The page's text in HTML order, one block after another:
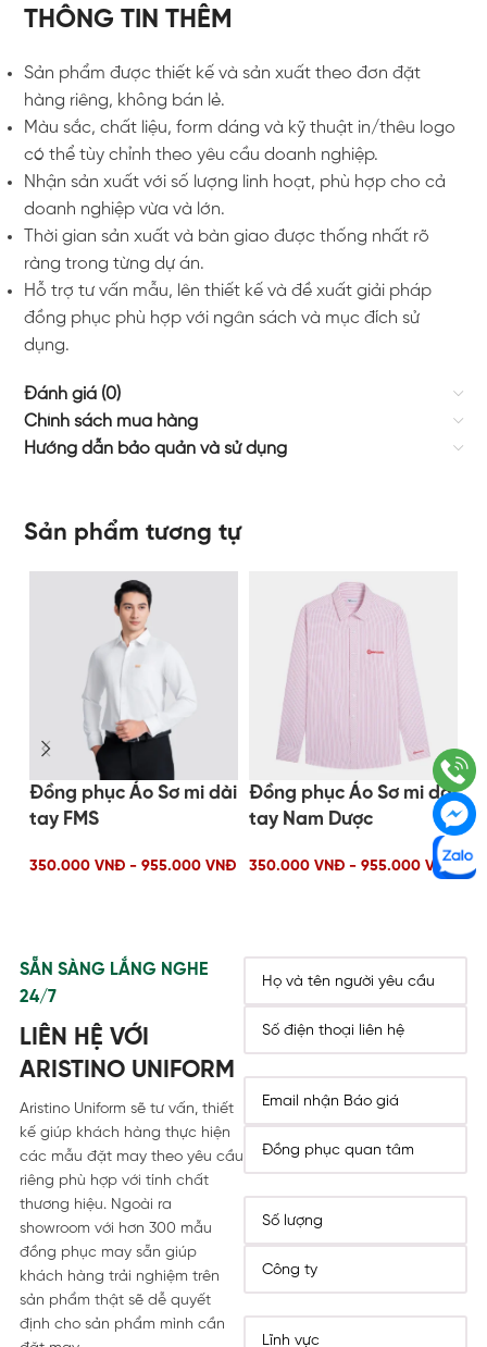
THÔNG TIN THÊM
Sản phẩm được thiết kế và sản xuất theo đơn đặt
hàng riêng, không bán lẻ.
Màu sắc, chất liệu, form dáng và kỹ thuật in/thêu logo
có thể tùy chỉnh theo yêu cầu doanh nghiệp.
Nhận sản xuất với số lượng linh hoạt, phù hợp cho cả
doanh nghiệp vừa và lớn.
Thời gian sản xuất và bàn giao được thống nhất rõ
ràng trong từng dự án.
Hỗ trợ tư vấn mẫu, lên thiết kế và đề xuất giải pháp
đồng phục phù hợp với ngân sách và mục đích sử
dụng.
Đánh giá (0)
Chính sách mua hàng
Hướng dẫn bảo quản và sử dụng
Sản phẩm tương tự
Đồng phục Áo Sơ mi dài
tay FMS
350.000 VNĐ - 955.000 VNĐ
Đồng phục Áo Sơ mi dài
tay Nam Dược
350.000 VNĐ - 955.000 VNĐ
SẴN SÀNG LẮNG NGHE
24/7
LIÊN HỆ VỚI
ARISTINO UNIFORM
Aristino Uniform sẽ tư vấn, thiết
kế giúp khách hàng thực hiện
các mẫu đặt may theo yêu cầu
riêng phù hợp với tính chất
thương hiệu. Ngoài ra
showroom với hơn 300 mẫu
đồng phục may sẵn giúp
khách hàng trải nghiệm trên
sản phẩm thật sẽ dễ quyết
định cho sản phẩm mình cần